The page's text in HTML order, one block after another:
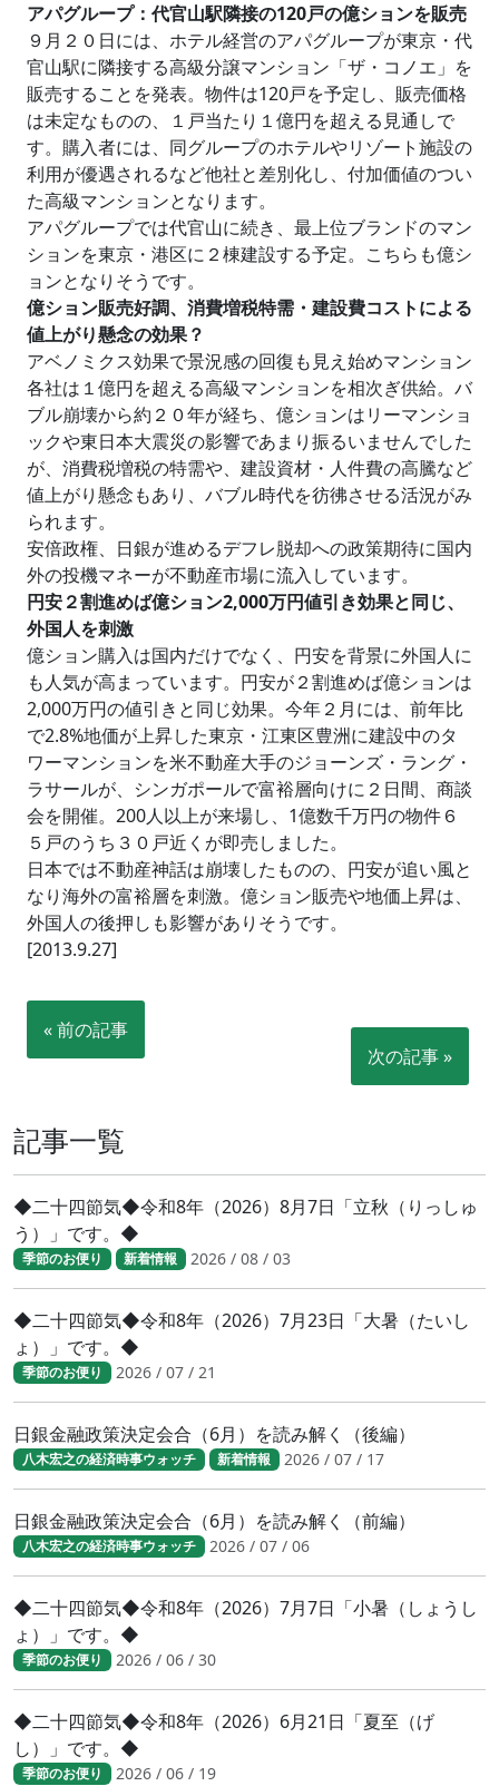
アパグループ：代官山駅隣接の120戸の億ションを販売
９月２０日には、ホテル経営のアパグループが東京・代
官山駅に隣接する高級分譲マンション「ザ・コノエ」を
販売することを発表。物件は120戸を予定し、販売価格
は未定なものの、１戸当たり１億円を超える見通しで
す。購入者には、同グループのホテルやリゾート施設の
利用が優遇されるなど他社と差別化し、付加価値のつい
た高級マンションとなります。
アパグループでは代官山に続き、最上位ブランドのマン
ションを東京・港区に２棟建設する予定。こちらも億シ
ョンとなりそうです。
億ション販売好調、消費増税特需・建設費コストによる
値上がり懸念の効果？
アベノミクス効果で景況感の回復も見え始めマンション
各社は１億円を超える高級マンションを相次ぎ供給。バ
ブル崩壊から約２０年が経ち、億ションはリーマンショ
ックや東日本大震災の影響であまり振るいませんでした
が、消費税増税の特需や、建設資材・人件費の高騰など
値上がり懸念もあり、バブル時代を彷彿させる活況がみ
られます。
安倍政権、日銀が進めるデフレ脱却への政策期待に国内
外の投機マネーが不動産市場に流入しています。
円安２割進めば億ション2,000万円値引き効果と同じ、
外国人を刺激
億ション購入は国内だけでなく、円安を背景に外国人に
も人気が高まっています。円安が２割進めば億ションは
2,000万円の値引きと同じ効果。今年２月には、前年比
で2.8%地価が上昇した東京・江東区豊洲に建設中のタ
ワーマンションを米不動産大手のジョーンズ・ラング・
ラサールが、シンガポールで富裕層向けに２日間、商談
会を開催。200人以上が来場し、1億数千万円の物件６
５戸のうち３０戸近くが即売しました。
日本では不動産神話は崩壊したものの、円安が追い風と
なり海外の富裕層を刺激。億ション販売や地価上昇は、
外国人の後押しも影響がありそうです。
[2013.9.27]
« 前の記事
次の記事 »
記事一覧
◆二十四節気◆令和8年（2026）8月7日「立秋（りっしゅ
う）」です。◆
季節のお便り 新着情報 2026 / 08 / 03
◆二十四節気◆令和8年（2026）7月23日「大暑（たいし
ょ）」です。◆
季節のお便り 2026 / 07 / 21
日銀金融政策決定会合（6月）を読み解く（後編）
八木宏之の経済時事ウォッチ 新着情報 2026 / 07 / 17
日銀金融政策決定会合（6月）を読み解く（前編）
八木宏之の経済時事ウォッチ 2026 / 07 / 06
◆二十四節気◆令和8年（2026）7月7日「小暑（しょうし
ょ）」です。◆
季節のお便り 2026 / 06 / 30
◆二十四節気◆令和8年（2026）6月21日「夏至（げ
し）」です。◆
季節のお便り 2026 / 06 / 19